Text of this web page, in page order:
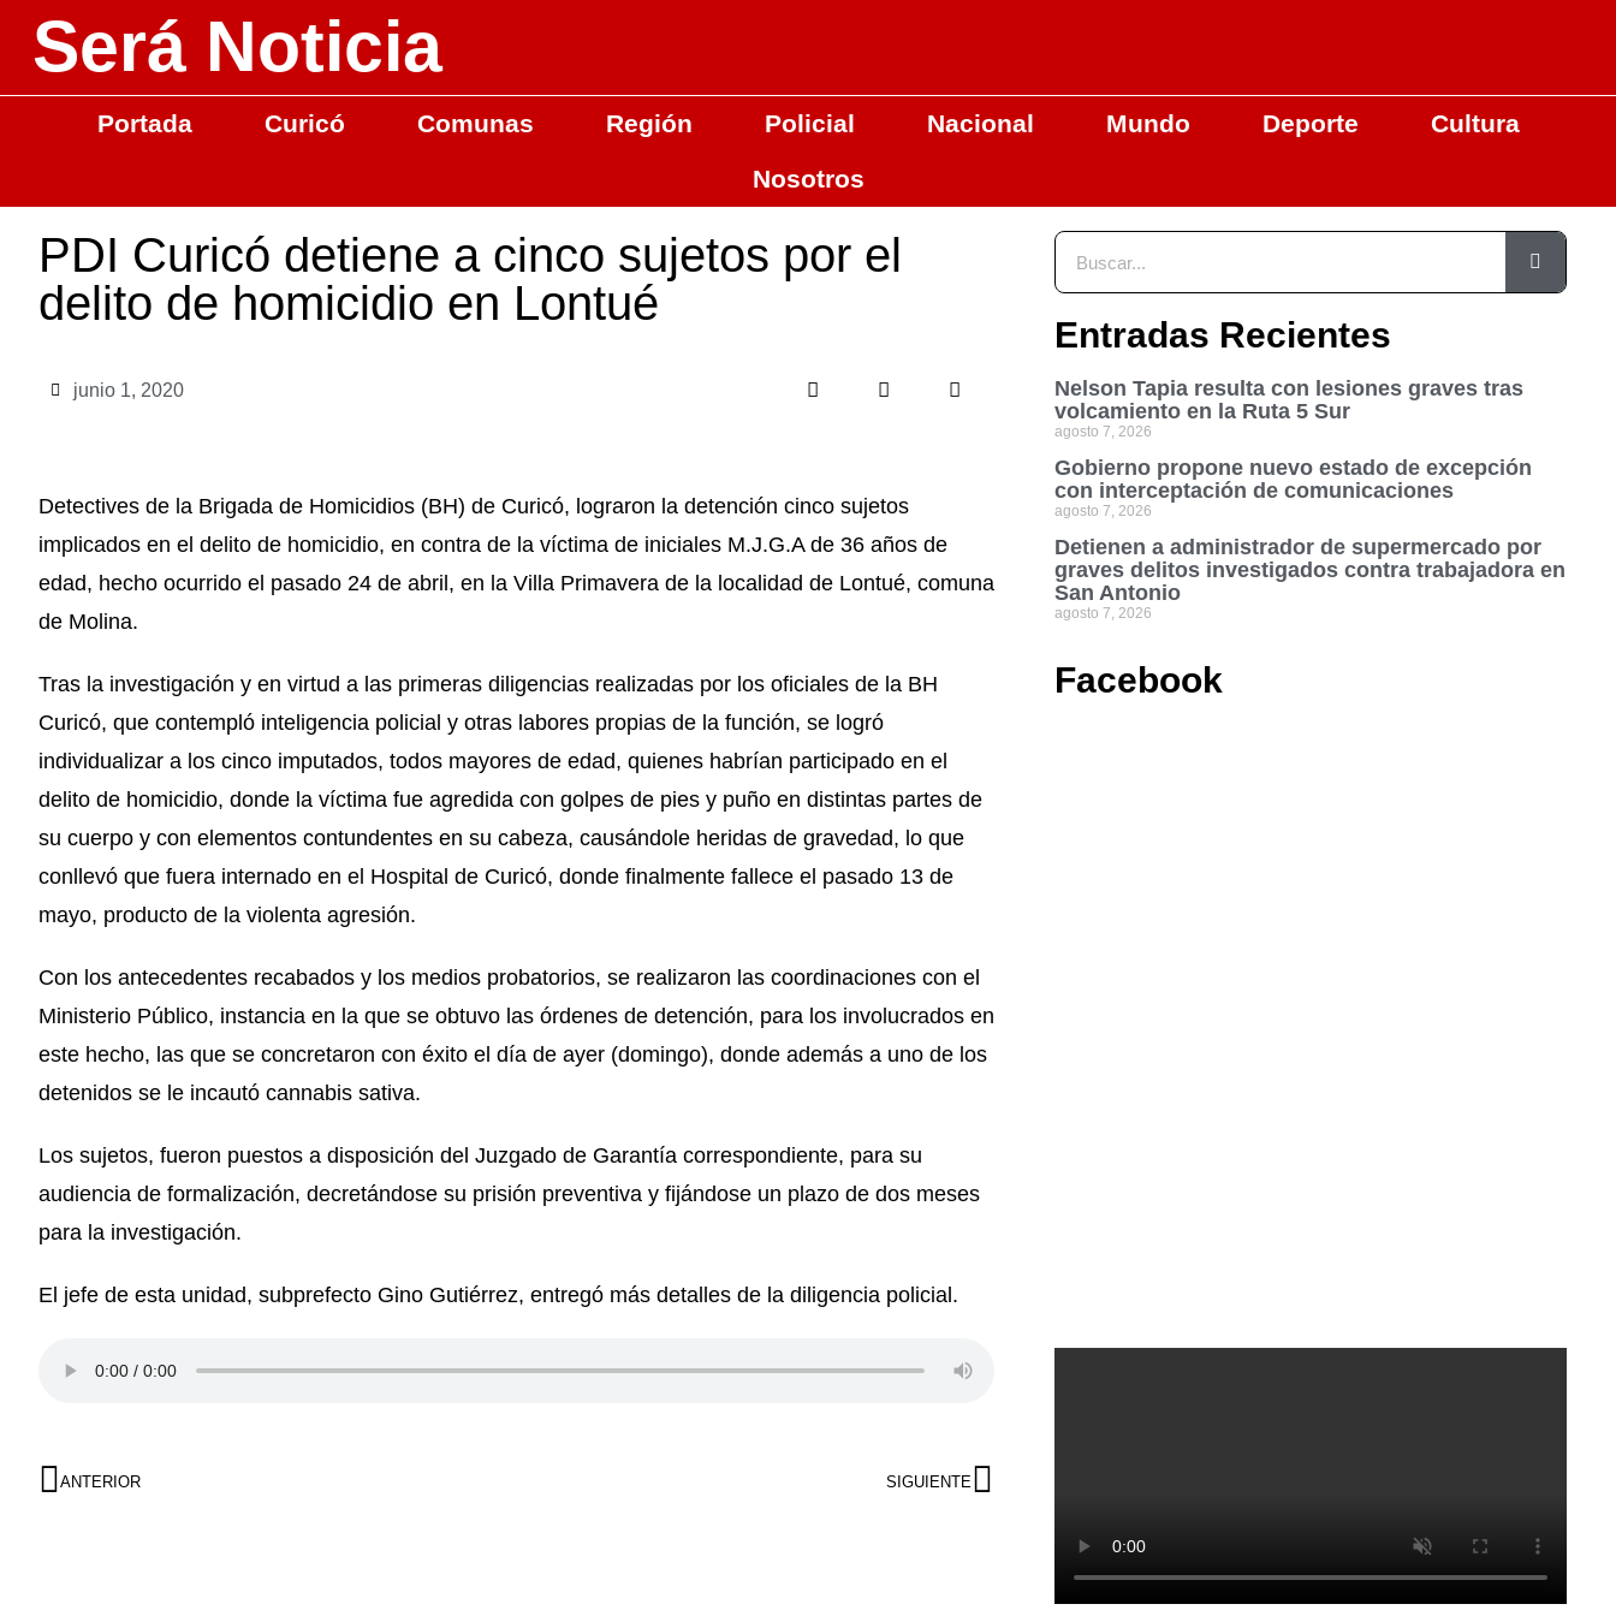
Será Noticia
Portada Curicó Comunas Región Policial Nacional Mundo Deporte
Cultura
Nosotros
PDI Curicó detiene a cinco sujetos por el
delito de homicidio en Lontué
junio 1, 2020
Detectives de la Brigada de Homicidios (BH) de Curicó, lograron la detención cinco sujetos
implicados en el delito de homicidio, en contra de la víctima de iniciales M.J.G.A de 36 años de
edad, hecho ocurrido el pasado 24 de abril, en la Villa Primavera de la localidad de Lontué, comuna
de Molina.
Tras la investigación y en virtud a las primeras diligencias realizadas por los oficiales de la BH
Curicó, que contempló inteligencia policial y otras labores propias de la función, se logró
individualizar a los cinco imputados, todos mayores de edad, quienes habrían participado en el
delito de homicidio, donde la víctima fue agredida con golpes de pies y puño en distintas partes de
su cuerpo y con elementos contundentes en su cabeza, causándole heridas de gravedad, lo que
conllevó que fuera internado en el Hospital de Curicó, donde finalmente fallece el pasado 13 de
mayo, producto de la violenta agresión.
Con los antecedentes recabados y los medios probatorios, se realizaron las coordinaciones con el
Ministerio Público, instancia en la que se obtuvo las órdenes de detención, para los involucrados en
este hecho, las que se concretaron con éxito el día de ayer (domingo), donde además a uno de los
detenidos se le incautó cannabis sativa.
Los sujetos, fueron puestos a disposición del Juzgado de Garantía correspondiente, para su
audiencia de formalización, decretándose su prisión preventiva y fijándose un plazo de dos meses
para la investigación.
El jefe de esta unidad, subprefecto Gino Gutiérrez, entregó más detalles de la diligencia policial.
ANTERIOR SIGUIENTE
Entradas Recientes
Nelson Tapia resulta con lesiones graves tras
volcamiento en la Ruta 5 Sur
agosto 7, 2026
Gobierno propone nuevo estado de excepción
con interceptación de comunicaciones
agosto 7, 2026
Detienen a administrador de supermercado por
graves delitos investigados contra trabajadora en
San Antonio
agosto 7, 2026
Facebook